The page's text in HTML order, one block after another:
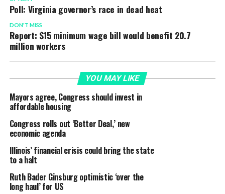
Poll: Virginia governor’s race in dead heat
DON'T MISS
Report: $15 minimum wage bill would benefit 20.7
million workers
YOU MAY LIKE
Mayors agree, Congress should invest in
affordable housing
Congress rolls out ‘Better Deal,’ new
economic agenda
Illinois’ financial crisis could bring the state
to a halt
Ruth Bader Ginsburg optimistic ‘over the
long haul’ for US